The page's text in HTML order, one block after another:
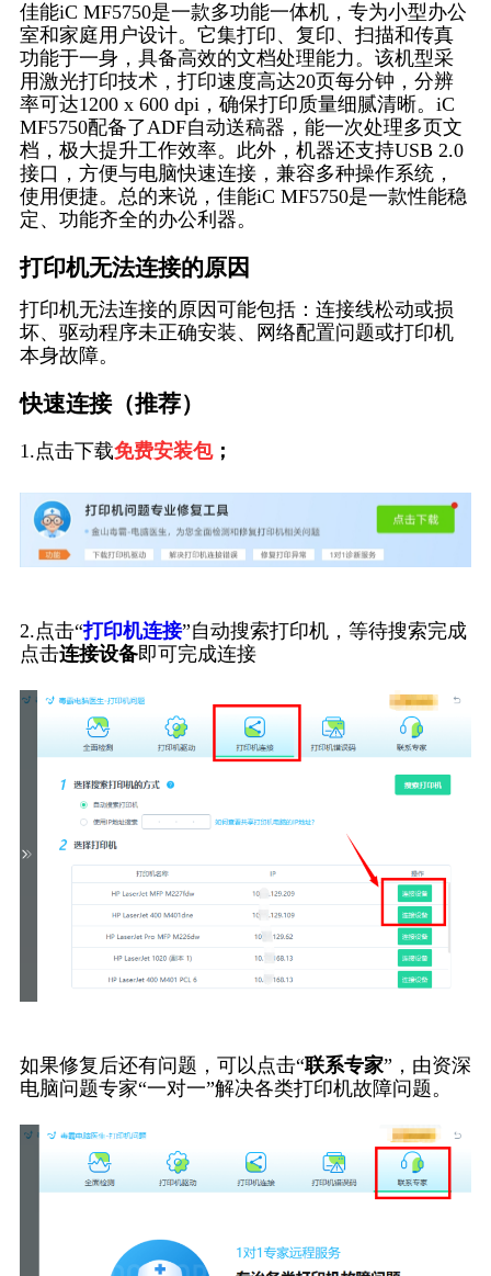
佳能iC MF5750是一款多功能一体机，专为小型办公
室和家庭用户设计。它集打印、复印、扫描和传真
功能于一身，具备高效的文档处理能力。该机型采
用激光打印技术，打印速度高达20页每分钟，分辨
率可达1200 x 600 dpi，确保打印质量细腻清晰。iC
MF5750配备了ADF自动送稿器，能一次处理多页文
档，极大提升工作效率。此外，机器还支持USB 2.0
接口，方便与电脑快速连接，兼容多种操作系统，
使用便捷。总的来说，佳能iC MF5750是一款性能稳
定、功能齐全的办公利器。
打印机无法连接的原因
打印机无法连接的原因可能包括：连接线松动或损
坏、驱动程序未正确安装、网络配置问题或打印机
本身故障。
快速连接（推荐）
1.点击下载免费安装包；
2.点击“打印机连接”自动搜索打印机，等待搜索完成
点击连接设备即可完成连接
如果修复后还有问题，可以点击“联系专家”，由资深
电脑问题专家“一对一”解决各类打印机故障问题。